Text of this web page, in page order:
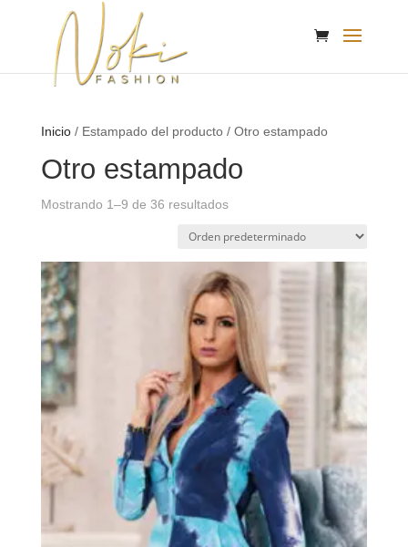
Inicio/ Estampado del producto / Otro estampado
Otro estampado
Mostrando 1–9 de 36 resultados